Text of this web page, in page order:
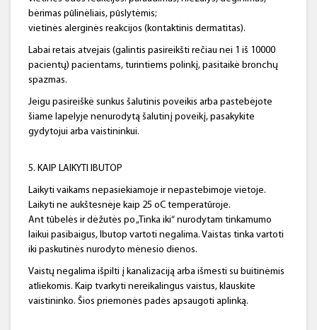
bėrimas pūlinėliais, pūslytėmis;
vietinės alerginės reakcijos (kontaktinis dermatitas).
Labai retais atvejais (galintis pasireikšti rečiau nei 1 iš 10000
pacientų) pacientams, turintiems polinkį, pasitaikė bronchų
spazmas.
Jeigu pasireiškė sunkus šalutinis poveikis arba pastebėjote
šiame lapelyje nenurodytą šalutinį poveikį, pasakykite
gydytojui arba vaistininkui.
5. KAIP LAIKYTI IBUTOP
Laikyti vaikams nepasiekiamoje ir nepastebimoje vietoje.
Laikyti ne aukštesnėje kaip 25 oC temperatūroje.
Ant tūbelės ir dėžutės po „Tinka iki“ nurodytam tinkamumo
laikui pasibaigus, Ibutop vartoti negalima. Vaistas tinka vartoti
iki paskutinės nurodyto mėnesio dienos.
Vaistų negalima išpilti į kanalizaciją arba išmesti su buitinėmis
atliekomis. Kaip tvarkyti nereikalingus vaistus, klauskite
vaistininko. Šios priemonės padės apsaugoti aplinką.